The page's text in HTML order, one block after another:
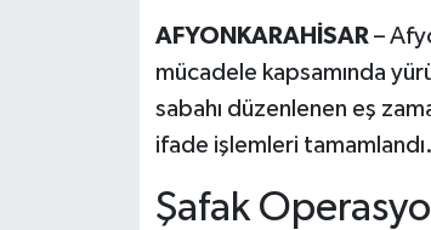
AFYONKARAHİSAR –
mücadele kapsamında
sabahı düzenlenen eş
ifade işlemleri tamamlandı.
Şafak